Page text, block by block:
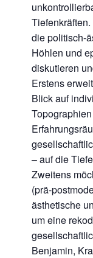
die politisch-
Höhlen und
diskutieren
Erstens
Blick auf
– auf die
Zweitens
(prä-
ästhetische
um eine
Benjamin,